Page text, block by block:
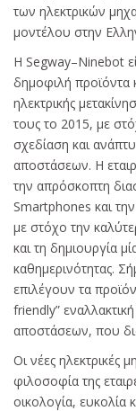
των ηλεκτρικών
μοντέλου στην
Η Segway–Ninebot
δημοφιλή προϊόντα
ηλεκτρικής
τους το 2015, με
σχεδίαση και
αποστάσεων. Η
την απρόσκοπτη
Smartphones και
με στόχο την
και τη δημιουργία
καθημερινότητας.
επιλέγουν τα
friendly”
αποστάσεων, που
Οι νέες ηλεκτρικές
φιλοσοφία της
οικολογία, ευκολία